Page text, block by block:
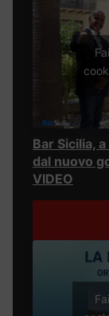
Bar Sicilia,
dal nuovo
VIDEO